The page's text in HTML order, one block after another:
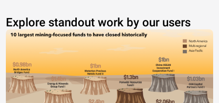
Explore standout work by our users